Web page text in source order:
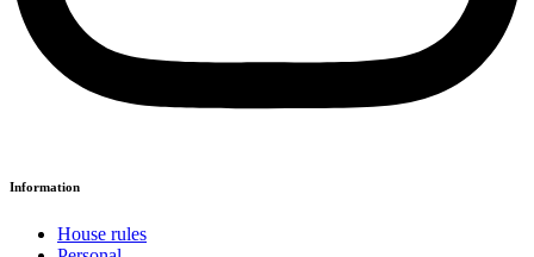
Information
House rules